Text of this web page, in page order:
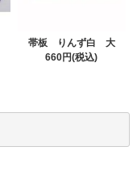
帯板 りんず白 大
660円(税込)